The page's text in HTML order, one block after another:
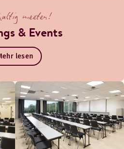
meeten!
& Events
lesen